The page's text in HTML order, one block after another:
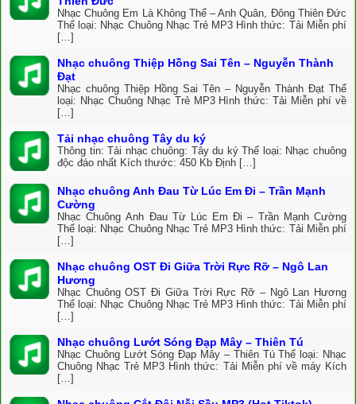
Nhạc Chuông Em Là Không Thể – Anh Quân, Đông Thiên Đức
Thể loại: Nhạc Chuông Nhạc Trẻ MP3 Hình thức: Tải Miễn phí
[…]
Nhạc chuông Thiệp Hồng Sai Tên – Nguyễn Thành
Đạt
Nhạc chuông Thiệp Hồng Sai Tên – Nguyễn Thành Đạt Thể
loại: Nhạc Chuông Nhạc Trẻ MP3 Hình thức: Tải Miễn phí về
[…]
Tải nhạc chuông Tây du ký
Thông tin: Tải nhạc chuông: Tây du ký Thể loại: Nhạc chuông
độc đáo nhất Kích thước: 450 Kb Định […]
Nhạc chuông Anh Đau Từ Lúc Em Đi – Trần Mạnh
Cường
Nhạc Chuông Anh Đau Từ Lúc Em Đi – Trần Mạnh Cường
Thể loại: Nhạc Chuông Nhạc Trẻ MP3 Hình thức: Tải Miễn phí
[…]
Nhạc chuông OST Đi Giữa Trời Rực Rỡ – Ngô Lan
Hương
Nhạc Chuông OST Đi Giữa Trời Rực Rỡ – Ngô Lan Hương
Thể loại: Nhạc Chuông Nhạc Trẻ MP3 Hình thức: Tải Miễn phí
[…]
Nhạc chuông Lướt Sóng Đạp Mây – Thiên Tú
Nhạc Chuông Lướt Sóng Đạp Mây – Thiên Tú Thể loại: Nhạc
Chuông Nhạc Trẻ MP3 Hình thức: Tải Miễn phí về máy Kích
[…]